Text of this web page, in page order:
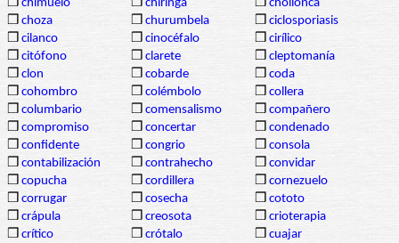
❒ chimuelo ❒ chiringa ❒ chollonca
❒ choza ❒ churumbela ❒ ciclosporiasis
❒ cilanco ❒ cinocéfalo ❒ cirílico
❒ citófono ❒ clarete ❒ cleptomanía
❒ clon ❒ cobarde ❒ coda
❒ cohombro ❒ colémbolo ❒ collera
❒ columbario ❒ comensalismo ❒ compañero
❒ compromiso ❒ concertar ❒ condenado
❒ confidente ❒ congrio ❒ consola
❒ contabilización ❒ contrahecho ❒ convidar
❒ copucha ❒ cordillera ❒ cornezuelo
❒ corrugar ❒ cosecha ❒ cototo
❒ crápula ❒ creosota ❒ crioterapia
❒ crítico ❒ crótalo ❒ cuajar